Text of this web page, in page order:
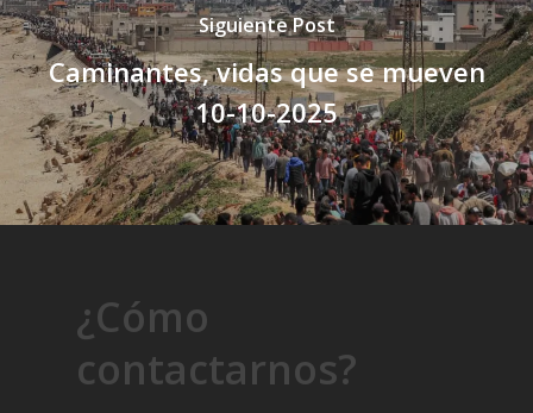
Siguiente Post
Caminantes, vidas que se mueven
10-10-2025
¿Cómo
contactarnos?